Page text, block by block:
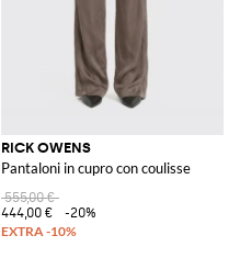
RICK OWENS
Pantaloni in cupro con coulisse
555,00 €
444,00 €
-20%